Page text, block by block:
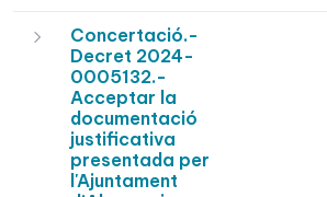
Concertació.-
Decret 2024-
0005132.-
Acceptar la
documentació
justificativa
presentada per
l'Ajuntament